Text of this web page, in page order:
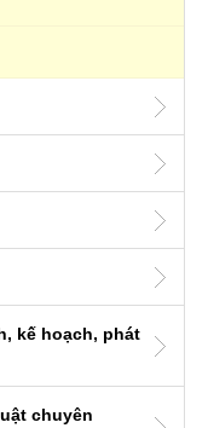
kế hoạch, phát
chuyên